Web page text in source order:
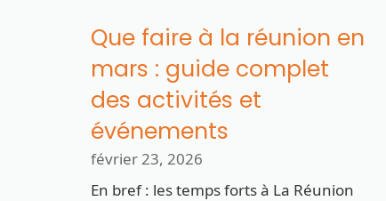
Que faire à la réunion en
mars : guide complet
des activités et
événements
février 23, 2026
En bref : les temps forts à La Réunion